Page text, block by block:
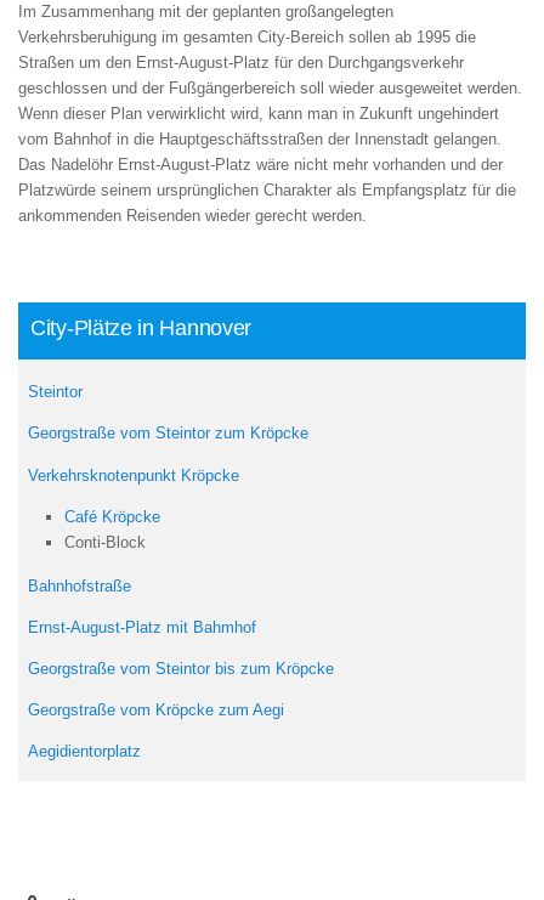
Im Zusammenhang mit der geplanten großangelegten
Verkehrsberuhigung im gesamten City-Bereich sollen ab 1995 die
Straßen um den Ernst-August-Platz für den Durchgangsverkehr
geschlossen und der Fußgängerbereich soll wieder ausgeweitet werden.
Wenn dieser Plan verwirklicht wird, kann man in Zukunft ungehindert
vom Bahnhof in die Hauptgeschäftsstraßen der Innenstadt gelangen.
Das Nadelöhr Ernst-August-Platz wäre nicht mehr vorhanden und der
Platzwürde seinem ursprünglichen Charakter als Empfangsplatz für die
ankommenden Reisenden wieder gerecht werden.
City-Plätze in Hannover
Steintor
Georgstraße vom Steintor zum Kröpcke
Verkehrsknotenpunkt Kröpcke
Café Kröpcke
Conti-Block
Bahnhofstraße
Ernst-August-Platz mit Bahmhof
Georgstraße vom Steintor bis zum Kröpcke
Georgstraße vom Kröpcke zum Aegi
Aegidientorplatz